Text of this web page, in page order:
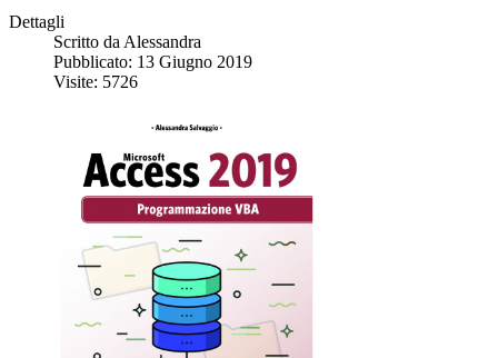
Dettagli
Scritto da Alessandra
Pubblicato: 13 Giugno 2019
Visite: 5726